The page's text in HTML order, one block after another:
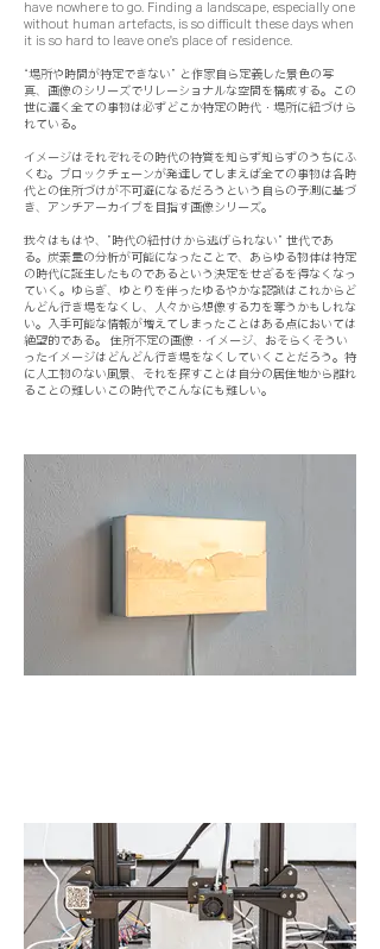
have nowhere to go. Finding a landscape, especially one
without human artefacts, is so difficult these days when
it is so hard to leave one's place of residence.
“場所や時間が特定できない” と作家自ら定義した景色の写
真、画像のシリーズでリレーショナルな空間を構成する。この
世に遍く全ての事物は必ずどこか特定の時代・場所に紐づけら
れている。
イメージはそれぞれその時代の特質を知らず知らずのうちにふ
くむ。ブロックチェーンが発達してしまえば全ての事物は各時
代との住所づけが不可避になるだろうという自らの予測に基づ
き、アンチアーカイブを目指す画像シリーズ。
我々はもはや、”時代の紐付けから逃げられない” 世代であ
る。炭素量の分析が可能になったことで、あらゆる物体は特定
の時代に誕生したものであるという決定をせざるを得なくなっ
ていく。ゆらぎ、ゆとりを伴ったゆるやかな認識はこれからど
んどん行き場をなくし、人々から想像する力を奪うかもしれな
い。入手可能な情報が増えてしまったことはある点においては
絶望的である。 住所不定の画像・イメージ、おそらくそうい
ったイメージはどんどん行き場をなくしていくことだろう。特
に人工物のない風景、それを探すことは自分の居住地から離れ
ることの難しいこの時代でこんなにも難しい。